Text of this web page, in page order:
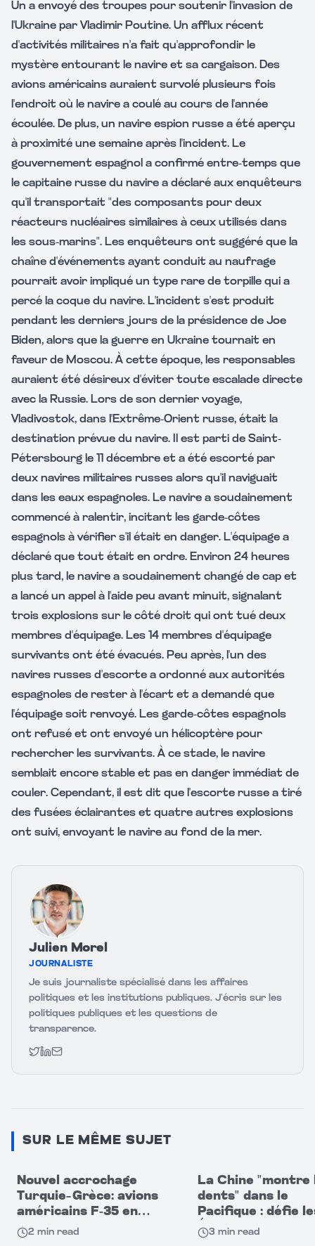
Un a envoyé des troupes pour soutenir l'invasion de
l'Ukraine par Vladimir Poutine. Un afflux récent
d'activités militaires n'a fait qu'approfondir le
mystère entourant le navire et sa cargaison. Des
avions américains auraient survolé plusieurs fois
l'endroit où le navire a coulé au cours de l'année
écoulée. De plus, un navire espion russe a été aperçu
à proximité une semaine après l'incident. Le
gouvernement espagnol a confirmé entre-temps que
le capitaine russe du navire a déclaré aux enquêteurs
qu'il transportait "des composants pour deux
réacteurs nucléaires similaires à ceux utilisés dans
les sous-marins". Les enquêteurs ont suggéré que la
chaîne d'événements ayant conduit au naufrage
pourrait avoir impliqué un type rare de torpille qui a
percé la coque du navire. L'incident s'est produit
pendant les derniers jours de la présidence de Joe
Biden, alors que la guerre en Ukraine tournait en
faveur de Moscou. À cette époque, les responsables
auraient été désireux d'éviter toute escalade directe
avec la Russie. Lors de son dernier voyage,
Vladivostok, dans l'Extrême-Orient russe, était la
destination prévue du navire. Il est parti de Saint-
Pétersbourg le 11 décembre et a été escorté par
deux navires militaires russes alors qu'il naviguait
dans les eaux espagnoles. Le navire a soudainement
commencé à ralentir, incitant les garde-côtes
espagnols à vérifier s'il était en danger. L'équipage a
déclaré que tout était en ordre. Environ 24 heures
plus tard, le navire a soudainement changé de cap et
a lancé un appel à l'aide peu avant minuit, signalant
trois explosions sur le côté droit qui ont tué deux
membres d'équipage. Les 14 membres d'équipage
survivants ont été évacués. Peu après, l'un des
navires russes d'escorte a ordonné aux autorités
espagnoles de rester à l'écart et a demandé que
l'équipage soit renvoyé. Les garde-côtes espagnols
ont refusé et ont envoyé un hélicoptère pour
rechercher les survivants. À ce stade, le navire
semblait encore stable et pas en danger immédiat de
couler. Cependant, il est dit que l'escorte russe a tiré
des fusées éclairantes et quatre autres explosions
ont suivi, envoyant le navire au fond de la mer.
Julien Morel
JOURNALISTE
Je suis journaliste spécialisé dans les affaires
politiques et les institutions publiques. J’écris sur les
politiques publiques et les questions de
transparence.
SUR LE MÊME SUJET
Nouvel accrochage
Turquie–Grèce: avions
américains F-35 en
cause
2 min read
La Chine "montre
dents" dans le
Pacifique : défie
États-Unis par
capacités
3 min read